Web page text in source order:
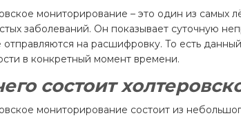
мониторирование – это один из самых
заболеваний. Он показывает суточную
на расшифровку. То есть
в конкретный момент времени.
состоит
мониторирование состоит из